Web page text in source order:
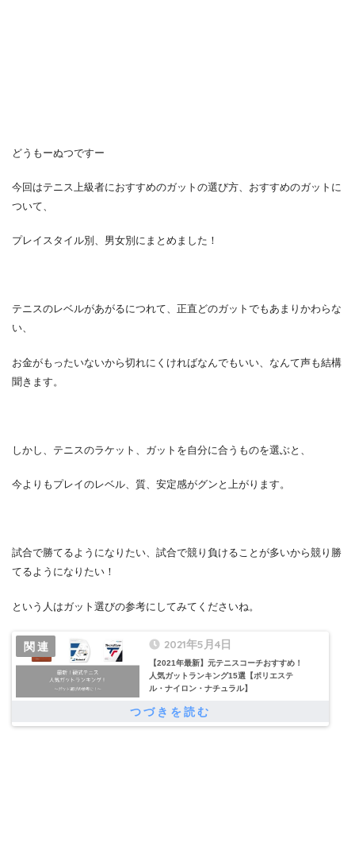
どうもーぬつですー
今回はテニス上級者におすすめのガットの選び方、おすすめのガットに
ついて、
プレイスタイル別、男女別にまとめました！
テニスのレベルがあがるにつれて、正直どのガットでもあまりかわらな
い、
お金がもったいないから切れにくければなんでもいい、なんて声も結構
聞きます。
しかし、テニスのラケット、ガットを自分に合うものを選ぶと、
今よりもプレイのレベル、質、安定感がグンと上がります。
試合で勝てるようになりたい、試合で競り負けることが多いから競り勝
てるようになりたい！
という人はガット選びの参考にしてみてくださいね。
2021年5月4日
【2021年最新】元テニスコーチおすすめ！
人気ガットランキング15選【ポリエステ
ル・ナイロン・ナチュラル】